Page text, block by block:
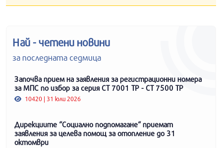
Най - четени новини
за последната седмица
Започва прием на заявления за регистрационни номера
за МПС по избор за серия СТ 7001 ТР - СТ 7500 ТР
10420 | 31 юли 2026
Дирекциите “Социално подпомагане“ приемат
заявления за целева помощ за отопление до 31
октомври